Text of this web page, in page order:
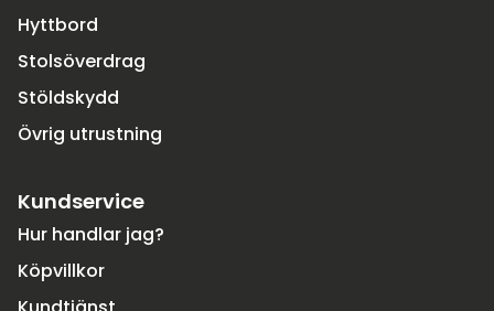
Hyttbord
Stolsöverdrag
Stöldskydd
Övrig utrustning
Kundservice
Hur handlar jag?
Köpvillkor